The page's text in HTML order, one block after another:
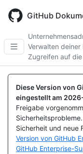
main
GitHub
Verwalten deiner
Zugreifen auf die
Diese Version von
eingestellt am
Freigabe
Sicherheit und neue
Version von GitHub
GitHub Enterprise-